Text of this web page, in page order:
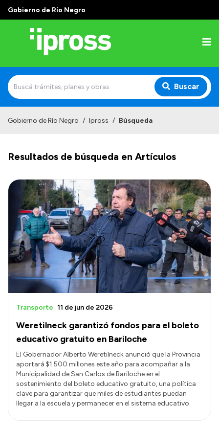
Gobierno de Río Negro
Buscar
¿Qué es IPROSS?
Autoridades
Delegaciones
Consultorios Propios
Presentación CV
Transparencia
Inversión en Salud
Licitaciones
Gobierno de Río Negro / Ipross / Búsqueda
Resultados de búsqueda en Artículos
Weretilneck garantizó fondos para el boleto
educativo gratuito en Bariloche
Transporte 11 de jun de 2026
El Gobernador Alberto Weretilneck anunció que la Provincia
aportará $1.500 millones este año para acompañar a la
Municipalidad de San Carlos de Bariloche en el
sostenimiento del boleto educativo gratuito, una política
clave para garantizar que miles de estudiantes puedan
llegar a la escuela y permanecer en el sistema educativo.